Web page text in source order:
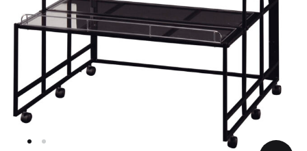
イ
デ
品
を
タ
ロ